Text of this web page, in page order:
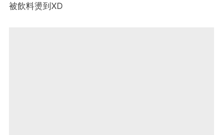
被飲料燙到XD